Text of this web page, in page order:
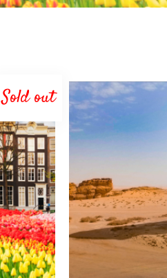
Sold out